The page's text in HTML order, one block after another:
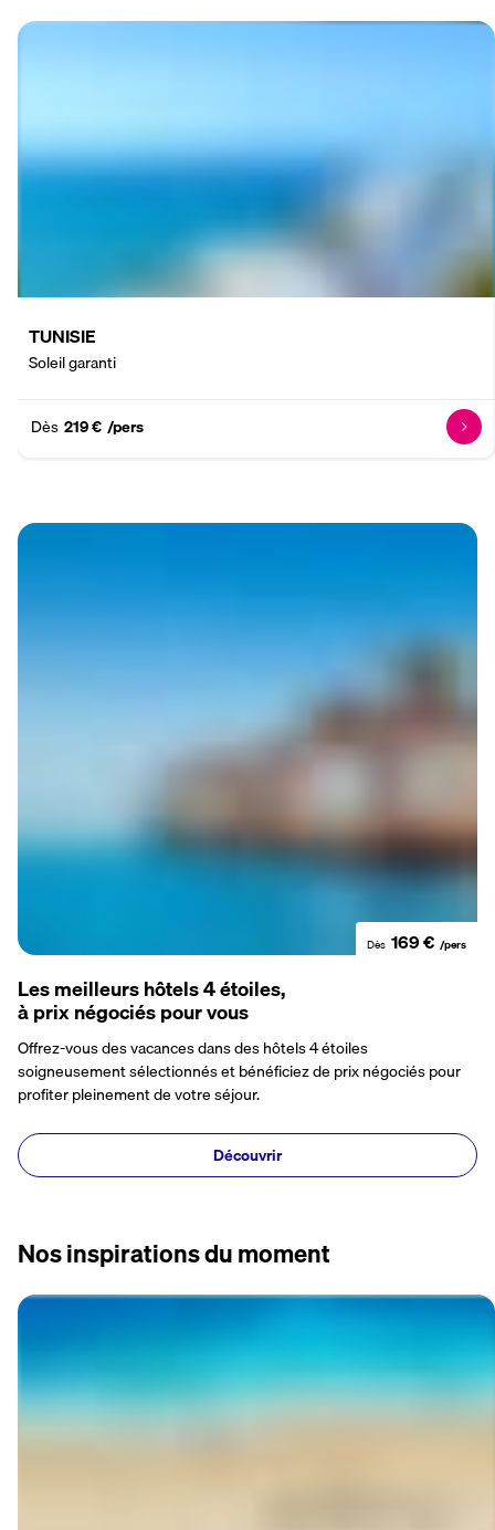
TUNISIE
Soleil garanti
Dès 219 € /pers
Dès 169 € /pers
Les meilleurs hôtels 4 étoiles,
à prix négociés pour vous
Offrez-vous des vacances dans des hôtels 4 étoiles
soigneusement sélectionnés et bénéficiez de prix négociés pour
profiter pleinement de votre séjour.
Découvrir
Nos inspirations du moment